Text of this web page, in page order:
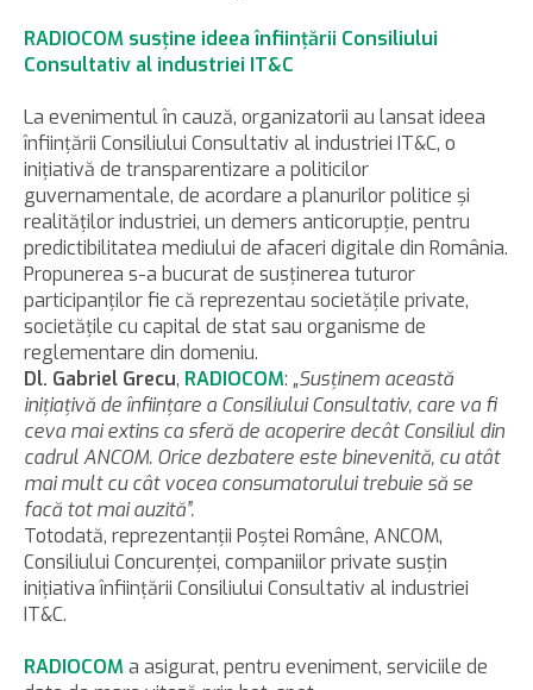
RADIOCOM susţine ideea înfiinţării Consiliului
Consultativ al industriei IT&C
La evenimentul în cauză, organizatorii au lansat ideea
înfiinţării Consiliului Consultativ al industriei IT&C, o
iniţiativă de transparentizare a politicilor
guvernamentale, de acordare a planurilor politice şi
realităţilor industriei, un demers anticorupţie, pentru
predictibilitatea mediului de afaceri digitale din România.
Propunerea s-a bucurat de susţinerea tuturor
participanţilor fie că reprezentau societăţile private,
societăţile cu capital de stat sau organisme de
reglementare din domeniu.
Dl. Gabriel Grecu, RADIOCOM: „Susţinem această
iniţiaţivă de înfiinţare a Consiliului Consultativ, care va fi
ceva mai extins ca sferă de acoperire decât Consiliul din
cadrul ANCOM. Orice dezbatere este binevenită, cu atât
mai mult cu cât vocea consumatorului trebuie să se
facă tot mai auzită”.
Totodată, reprezentanţii Poştei Române, ANCOM,
Consiliului Concurenţei, companiilor private susţin
iniţiativa înfiinţării Consiliului Consultativ al industriei
IT&C.
RADIOCOM a asigurat, pentru eveniment, serviciile de